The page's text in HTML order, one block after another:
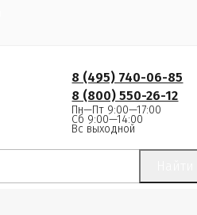
8 (495) 740-06-85
8 (800) 550-26-12
Пн—Пт 9:00—17:00
Сб 9:00—14:00
Вс выходной